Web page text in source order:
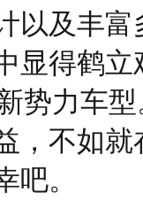
以及丰
显得鹤
势力车型
，不如就
吧。